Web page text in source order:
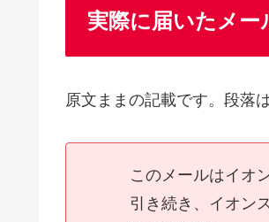
実際に届いたメー
原文ままの記載です。段落
このメールはイオ
引き続き、イオン